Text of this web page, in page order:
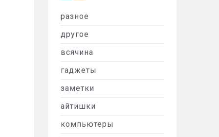
разное
другое
всячина
гаджеты
заметки
айтишки
компьютеры